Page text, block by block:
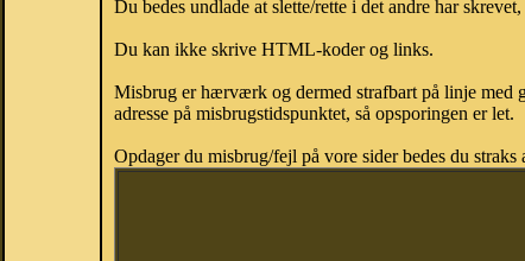
Du bedes undlade at slette/rette i det andre har
Du kan ikke skrive HTML-koder og links.
Misbrug er hærværk og dermed strafbart på linje med
adresse på misbrugstidspunktet, så opsporingen er let.
Opdager du misbrug/fejl på vore sider bedes du